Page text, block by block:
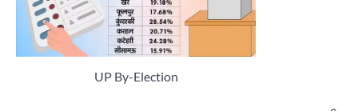
UP By-Election